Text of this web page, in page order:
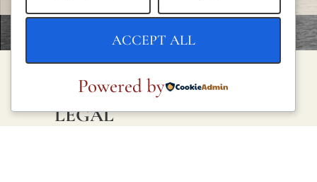
LEGAL
ACCEPT ALL
Powered by